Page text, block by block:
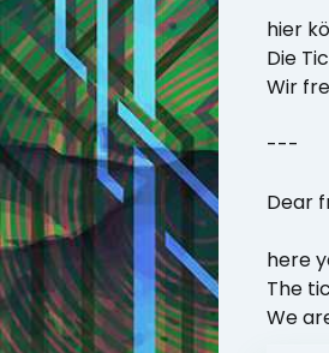
hier
Die
Wir
---
Dear
here
The
We